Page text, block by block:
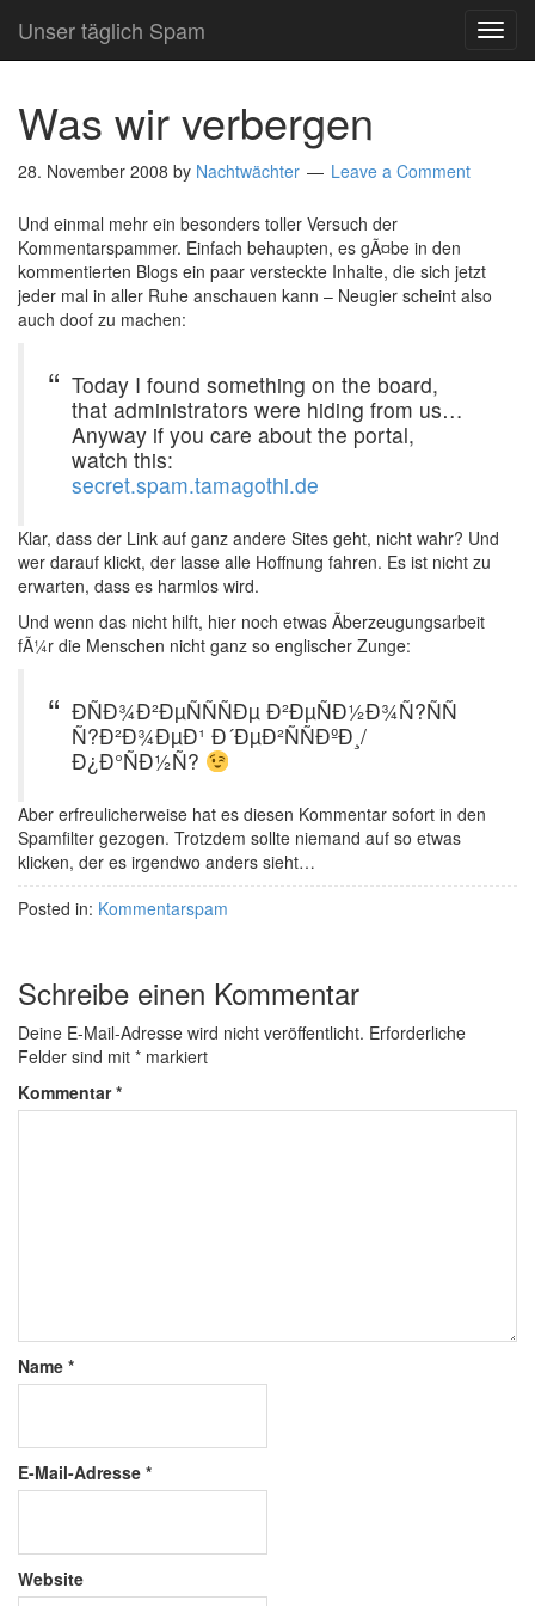
Unser täglich Spam
Was wir verbergen
28. November 2008 by Nachtwächter Leave a Comment
Und einmal mehr ein besonders toller Versuch der
Kommentarspammer. Einfach behaupten, es gÃ¤be in den
kommentierten Blogs ein paar versteckte Inhalte, die sich jetzt
jeder mal in aller Ruhe anschauen kann – Neugier scheint also
auch doof zu machen:
Today I found something on the board,
that administrators were hiding from us…
Anyway if you care about the portal,
watch this:
secret.spam.tamagothi.de
Klar, dass der Link auf ganz andere Sites geht, nicht wahr? Und
wer darauf klickt, der lasse alle Hoffnung fahren. Es ist nicht zu
erwarten, dass es harmlos wird.
Und wenn das nicht hilft, hier noch etwas Ãberzeugungsarbeit
fÃ¼r die Menschen nicht ganz so englischer Zunge:
ÐÑÐ¾Ð²ÐµÑÑÑÐµ Ð²ÐµÑÐ½Ð¾Ñ?ÑÑ
Ñ?Ð²Ð¾ÐµÐ¹ Ð´ÐµÐ²ÑÑÐºÐ¸/
Ð¿Ð°ÑÐ½Ñ?
Aber erfreulicherweise hat es diesen Kommentar sofort in den
Spamfilter gezogen. Trotzdem sollte niemand auf so etwas
klicken, der es irgendwo anders sieht…
Posted in: Kommentarspam
Schreibe einen Kommentar
Deine E-Mail-Adresse wird nicht veröffentlicht. Erforderliche
Felder sind mit * markiert
Kommentar*
Name *
E-Mail-Adresse *
Website